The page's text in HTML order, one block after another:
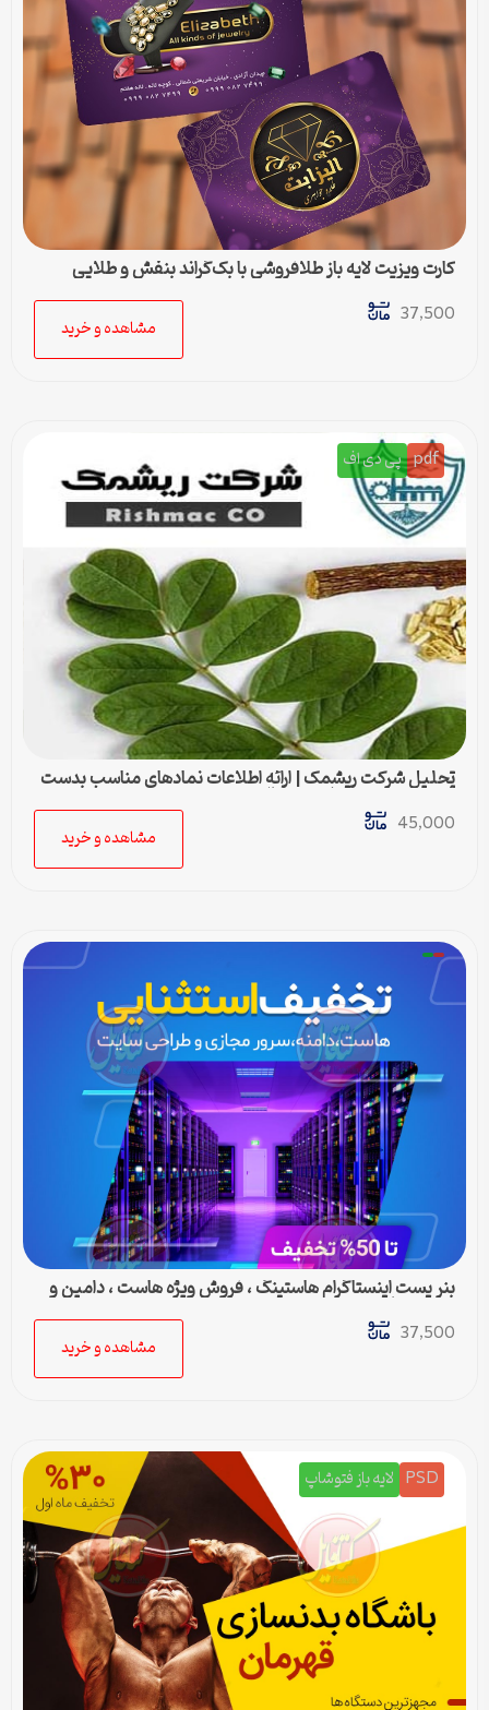
کارت ویزیت لایه باز طلافروشی با بک‌گراند بنفش و طلایی
37,500
مشاهده و خرید
pdf پی دی اف
تحلیل شرکت ریشمک | ارائه اطلاعات نمادهای مناسب بدست
آمده با رویکرد تحیلی تکنیکال
45,000
مشاهده و خرید
بنر پست اینستاگرام هاستینگ ، فروش ویژه هاست ، دامین و
سرور مجازی
37,500
مشاهده و خرید
PSD لایه باز فتوشاپ